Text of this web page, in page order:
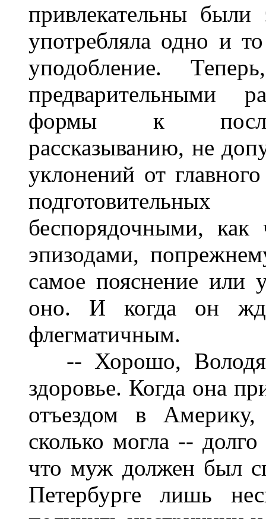
привлекательны
употребляла одно и
уподобление.
предварительными
формы к
рассказыванию, не
уклонений от
беспорядочными, как
эпизодами,
самое пояснение
оно. И когда он
флегматичным.
-- Хорошо, Володя,
здоровье. Когда она
отъездом в
сколько могла --
что муж должен был
Петербурге лишь